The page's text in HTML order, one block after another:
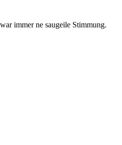
immer ne saugeile Stimmung.